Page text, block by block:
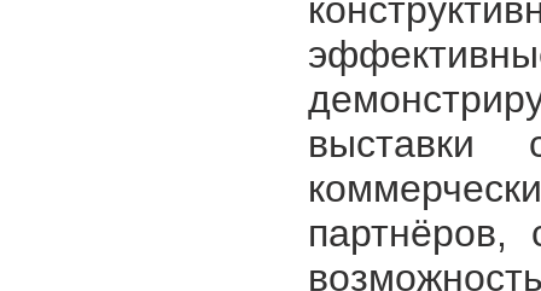
выставки
партнёров,